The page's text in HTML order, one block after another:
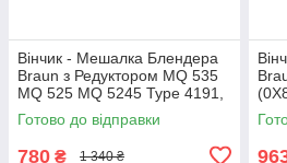
Вінчик - Мешалка Блендера
Braun з Редуктором MQ 535
MQ 525 MQ 5245 Type 4191,
4130, 4165 (AX22110001)
Original
Готово до відправки
780 ₴ 1 340 ₴